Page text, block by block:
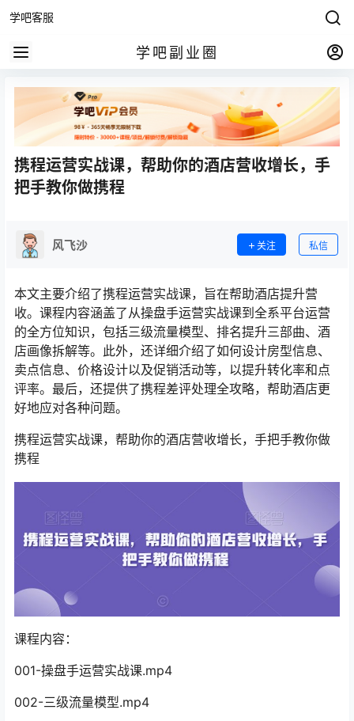
学吧客服
学吧副业圈
携程运营实战课，帮助你的酒店营收增长，手
把手教你做携程
风飞沙 关注 私信
本文主要介绍了携程运营实战课，旨在帮助酒店提升营
收。课程内容涵盖了从操盘手运营实战课到全系平台运营
的全方位知识，包括三级流量模型、排名提升三部曲、酒
店画像拆解等。此外，还详细介绍了如何设计房型信息、
卖点信息、价格设计以及促销活动等，以提升转化率和点
评率。最后，还提供了携程差评处理全攻略，帮助酒店更
好地应对各种问题。
携程运营实战课，帮助你的酒店营收增长，手把手教你做
携程
课程内容：
001-操盘手运营实战课.mp4
002-三级流量模型.mp4